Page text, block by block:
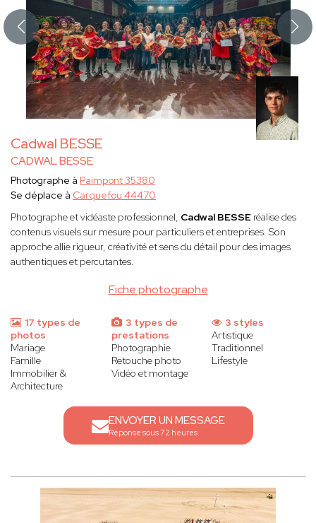
Cadwal BESSE
CADWAL BESSE
Fiche photographe
Photographe à Paimpont 35380
Se déplace à Carquefou 44470
Photographe et vidéaste professionnel, Cadwal BESSE réalise des
contenus visuels sur mesure pour particuliers et entreprises. Son
approche allie rigueur, créativité et sens du détail pour des images
authentiques et percutantes.
17 types de
photos
Mariage
Famille
Immobilier &
Architecture
3 types de
prestations
Photographie
Retouche photo
Vidéo et montage
3 styles
Artistique
Traditionnel
Lifestyle
ENVOYER UN MESSAGE
Réponse sous 72 heures